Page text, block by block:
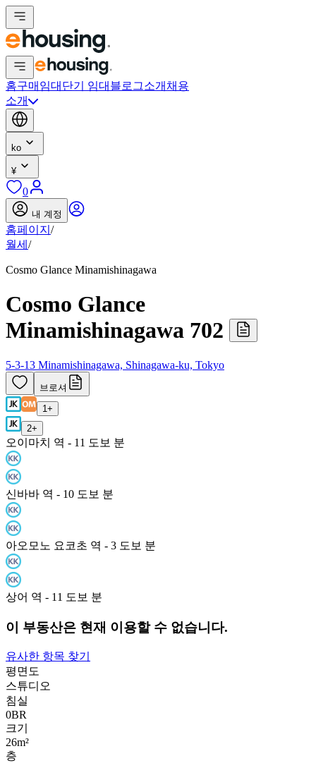
홈구매 임대 단기 임대 블로그소개 채용
소개
ko
¥
0
내 계정
홈페이지 /
월세 /
Cosmo Glance Minamishinagawa
Cosmo Glance
Minamishinagawa 702
5-3-13 Minamishinagawa, Shinagawa-ku, Tokyo
브로셔
1 +
2+
오이마치 역 - 11 도보 분
신바바 역 - 10 도보 분
아오모노 요코초 역 - 3 도보 분
상어 역 - 11 도보 분
이 부동산은 현재 이용할 수 없습니다.
유사한 항목 찾기
평면도
스튜디오
침실
0BR
크기
26m²
층